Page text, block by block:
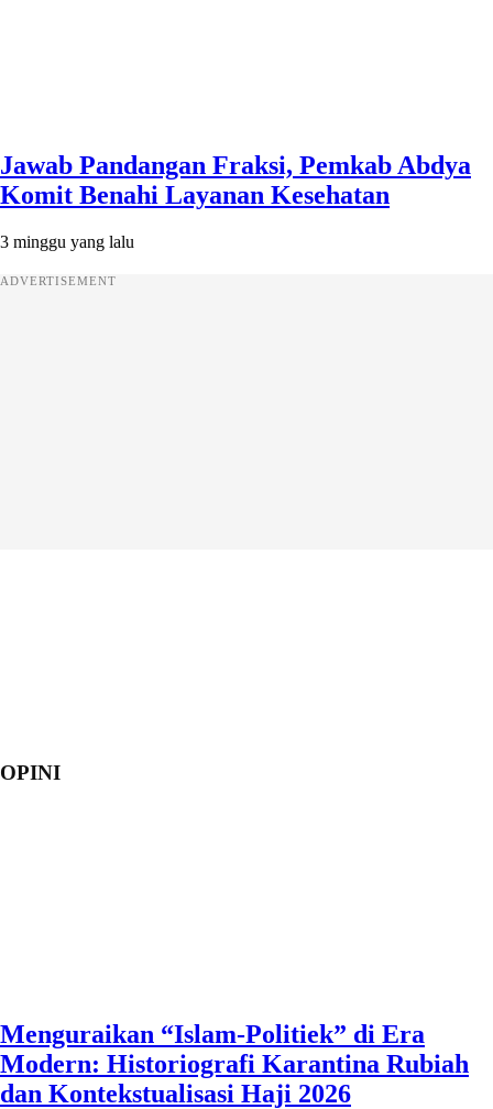
Jawab Pandangan Fraksi, Pemkab Abdya
Komit Benahi Layanan Kesehatan
3 minggu yang lalu
ADVERTISEMENT
OPINI
Menguraikan “Islam-Politiek” di Era
Modern: Historiografi Karantina Rubiah
dan Kontekstualisasi Haji 2026